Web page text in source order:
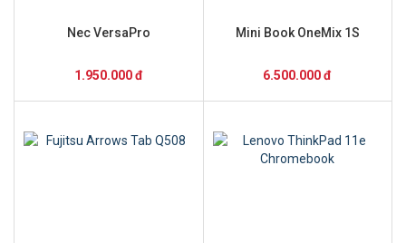
Nec VersaPro
1.950.000 đ
Mini Book OneMix 1S
6.500.000 đ